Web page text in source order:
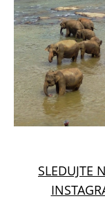
SLEDUJTE